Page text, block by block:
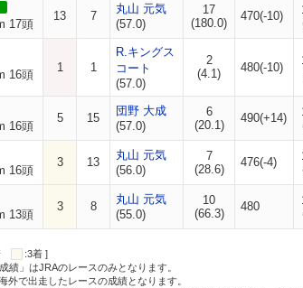
17頭
13 7
丸山 元気
(57.0)
17
(180.0)
470(-10)
16頭
1 1
R.キングス
コート
(57.0)
2
(4.1)
480(-10)
16頭
5 15
団野 大成
(57.0)
6
(20.1)
490(+14)
16頭
3 13
丸山 元気
(56.0)
7
(28.6)
476(-4)
13頭
3 8
丸山 元気
(55.0)
10
(66.3)
480
:3着 ]
」はJRAのレースのみとなります。
で出走したレースの成績となります。